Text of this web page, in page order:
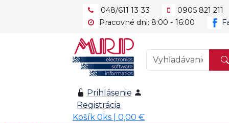
048/611 13 33
0905 821 211
Pracovné dni: 8:00 - 16:00
Prihlásenie
Registrácia
Košík 0ks | 0,00 €